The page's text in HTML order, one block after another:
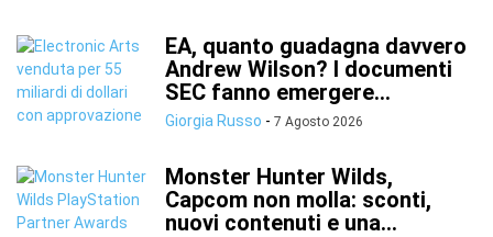
EA, quanto guadagna davvero
Andrew Wilson? I documenti
SEC fanno emergere...
Giorgia Russo - 7 Agosto 2026
Monster Hunter Wilds,
Capcom non molla: sconti,
nuovi contenuti e una...